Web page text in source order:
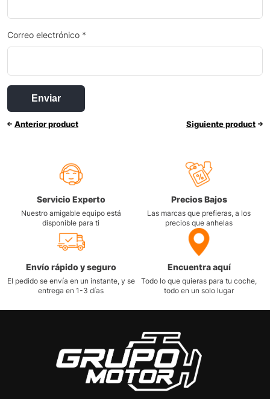
Correo electrónico *
Anterior product Siguiente product
Servicio Experto
Nuestro amigable equipo está
disponible para ti
Precios Bajos
Las marcas que prefieras, a los
precios que anhelas
Envío rápido y seguro
El pedido se envía en un instante, y se
entrega en 1-3 días
Encuentra aquí
Todo lo que quieras para tu coche,
todo en un solo lugar